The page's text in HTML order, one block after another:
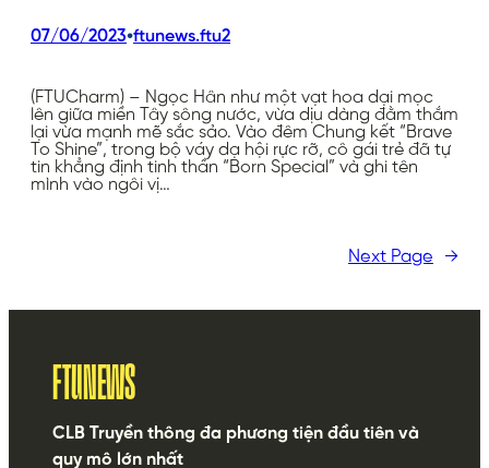
07/06/2023•ftunews.ftu2
(FTUCharm) – Ngọc Hân như một vạt hoa dại mọc
lên giữa miền Tây sông nước, vừa dịu dàng đằm thắm
lại vừa mạnh mẽ sắc sảo. Vào đêm Chung kết “Brave
To Shine”, trong bộ váy dạ hội rực rỡ, cô gái trẻ đã tự
tin khẳng định tinh thần “Born Special” và ghi tên
mình vào ngôi vị…
Next Page →
FTUNEWS
CLB Truyền thông đa phương tiện đầu tiên và
quy mô lớn nhất